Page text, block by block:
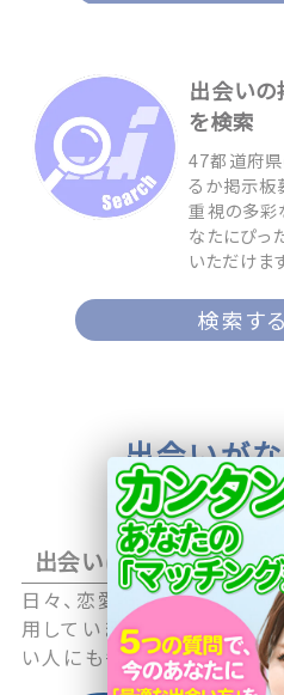
出会い
を検索
47都道府
るか掲示板
重視の多彩
なたにぴっ
いただけま
検索す
出会いが
お相手が
出会いに積極的なアク
日々、恋愛や恋活に積極的
用していますので職場や日
い人にも毎日新しい出会い